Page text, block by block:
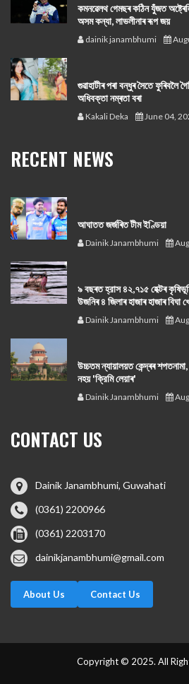
কমনৱেলথ গেমছৰ কঠিন যুঁজত
অসম কন্যা, লাভলীনাৰ ৰূপ জয়
dainik janambhumi
গুৱাহাটীৰ পৰা বন্ধুৰ সৈতে
অধিবক্তা নম্ৰতা বৰা
Kakali Deka June 04,
RECENT NEWS
আঘাতত জৰ্জৰিত টীম ইণ্ডিয়া
Dainik Janambhumi
৯ বছৰত হ্রাস ৪২,৭১৫ হেক্টৰ
উজনিৰ ৪ জিলাৰ হাজাৰ হাজাৰ বিঘা
Dainik Janambhumi
উচ্চতম ন্যায়ালয়ত কেন্দ্ৰৰ
নহয় 'ক্রিমি লেয়াৰ'
Dainik Janambhumi
CONTACT US
Dainik Janambhumi, Guwahati
(0361) 2200966
(0361) 2203170
dainikjanambhumi@gmail.com
About Us Contact Us
Copyright © 2025. All